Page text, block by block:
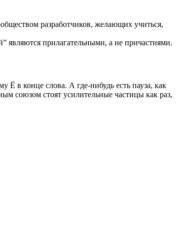
разработчиков, желающих учиться,
являются прилагательными, а не причастиями.
в конце слова. А где-нибудь есть пауза, как
союзом стоят усилительные частицы как раз,